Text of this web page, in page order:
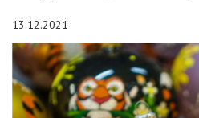
13.12.2021